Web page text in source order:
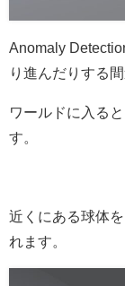
Anomaly
り進んだりする
ワールドに入る
す。
近くにある球体
れます。